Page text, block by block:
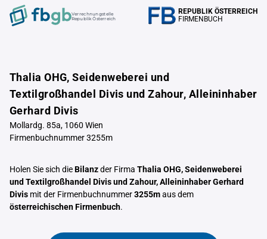
Verrechnungstelle
Republik Österreich
REPUBLIK ÖSTERREICH
FIRMENBUCH
Thalia OHG, Seidenweberei und
Textilgroßhandel Divis und Zahour, Alleininhaber
Gerhard Divis
Mollardg. 85a, 1060 Wien
Firmenbuchnummer 3255m
Holen Sie sich dieBilanzder Firma Thalia OHG, Seidenweberei
und Textilgroßhandel Divis und Zahour, Alleininhaber Gerhard
Divis mit der Firmenbuchnummer3255maus dem
österreichischen Firmenbuch.